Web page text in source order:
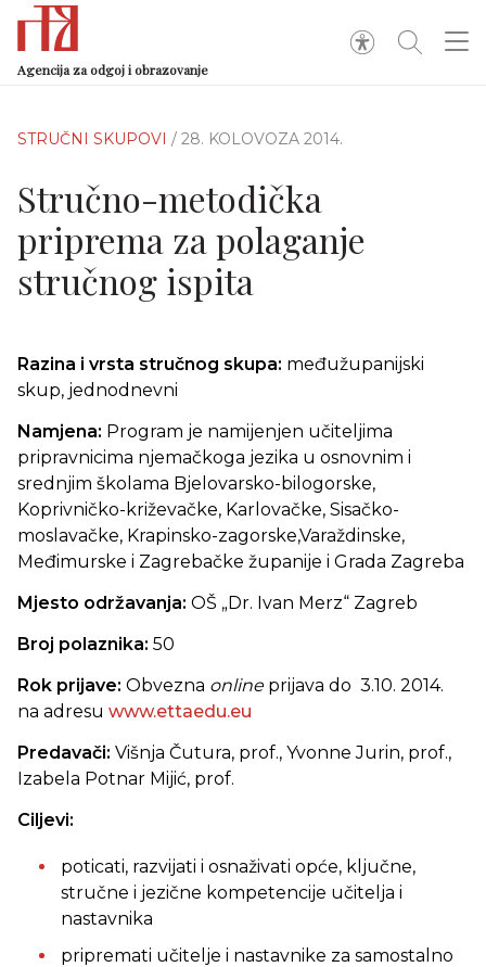
Agencija za odgoj i obrazovanje
STRUČNI SKUPOVI / 28. KOLOVOZA 2014.
Stručno-metodička
priprema za polaganje
stručnog ispita
Razina i vrsta stručnog skupa: međužupanijski
skup, jednodnevni
Namjena: Program je namijenjen učiteljima
pripravnicima njemačkoga jezika u osnovnim i
srednjim školama Bjelovarsko-bilogorske,
Koprivničko-križevačke, Karlovačke, Sisačko-
moslavačke, Krapinsko-zagorske,Varaždinske,
Međimurske i Zagrebačke županije i Grada Zagreba
Mjesto održavanja: OŠ „Dr. Ivan Merz“ Zagreb
Broj polaznika: 50
Rok prijave: Obvezna onlineprijava do 3.10. 2014.
na adresu www.ettaedu.eu
Predavači: Višnja Čutura, prof., Yvonne Jurin, prof.,
Izabela Potnar Mijić, prof.
Ciljevi:
poticati, razvijati i osnaživati opće, ključne,
stručne i jezične kompetencije učitelja i
nastavnika
pripremati učitelje i nastavnike za samostalno